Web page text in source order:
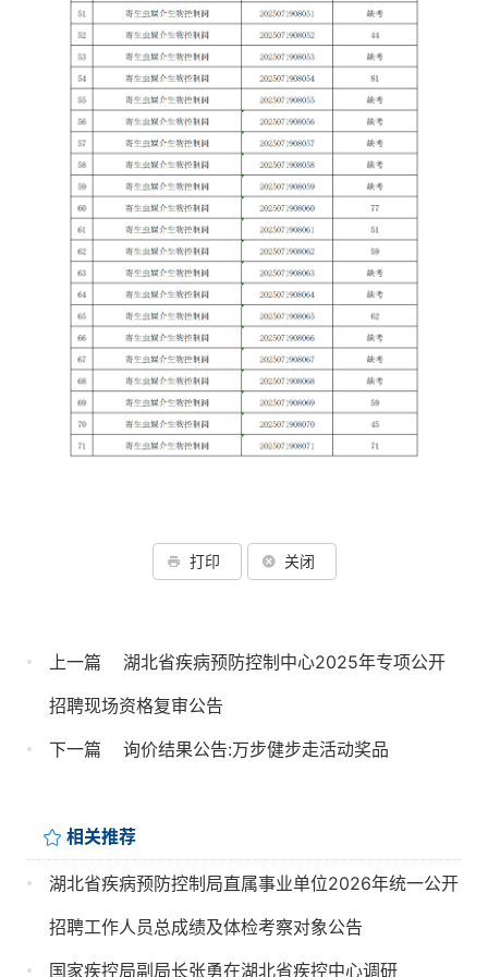
打印 关闭
上一篇
湖北省疾病预防控制中心2025年专项公开
招聘现场资格复审公告
下一篇
询价结果公告:万步健步走活动奖品
相关推荐
湖北省疾病预防控制局直属事业单位2026年统一公开
招聘工作人员总成绩及体检考察对象公告
国家疾控局副局长张勇在湖北省疾控中心调研